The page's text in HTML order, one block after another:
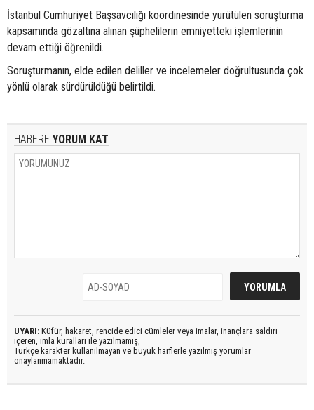
İstanbul Cumhuriyet Başsavcılığı koordinesinde yürütülen soruşturma
kapsamında gözaltına alınan şüphelilerin emniyetteki işlemlerinin
devam ettiği öğrenildi.
Soruşturmanın, elde edilen deliller ve incelemeler doğrultusunda çok
yönlü olarak sürdürüldüğü belirtildi.
HABERE YORUM KAT
UYARI: Küfür, hakaret, rencide edici cümleler veya imalar, inançlara saldırı
içeren, imla kuralları ile yazılmamış,
Türkçe karakter kullanılmayan ve büyük harflerle yazılmış yorumlar
onaylanmamaktadır.